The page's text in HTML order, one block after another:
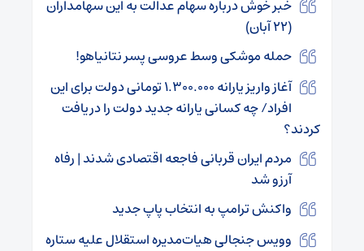
خبر خوش درباره سهام عدالت به این سهامداران
(۲۲ آبان)
حمله موشکی وسط عروسی پسر نتانیاهو!
آغاز واریز یارانه ۱.۳۰۰.۰۰۰ تومانی دولت برای این
افراد/ چه کسانی یارانه جدید دولت را دریافت
کردند؟
مردم ایران قربانی فاجعه اقتصادی شدند | رفاه
آرزو شد
واکنش ترامپ به انتخاب پاپ جدید
وویس جنجالی هیات‌مدیره استقلال علیه ستاره